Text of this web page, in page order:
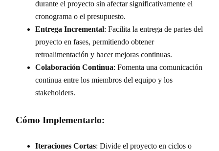
durante el proyecto sin afectar significativamente el
cronograma o el presupuesto.
Entrega Incremental: Facilita la entrega de partes del
proyecto en fases, permitiendo obtener
retroalimentación y hacer mejoras continuas.
Colaboración Continua: Fomenta una comunicación
continua entre los miembros del equipo y los
stakeholders.
Cómo Implementarlo:
Iteraciones Cortas: Divide el proyecto en ciclos o